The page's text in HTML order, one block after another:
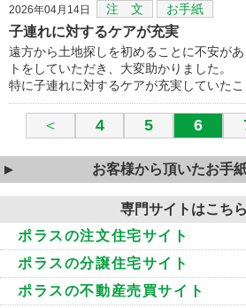
2026年04月14日 注 文 お手紙
子連れに対するケアが充実
遠方から土地探しを初めることに不安が
トをしていただき、大変助かりました。
特に子連れに対するケアが充実していた
＜ 4 5 6
お客様から頂いたお手紙
専門サイトはこち
ポラスの注文住宅サイト
ポラスの分譲住宅サイト
ポラスの不動産売買サイト